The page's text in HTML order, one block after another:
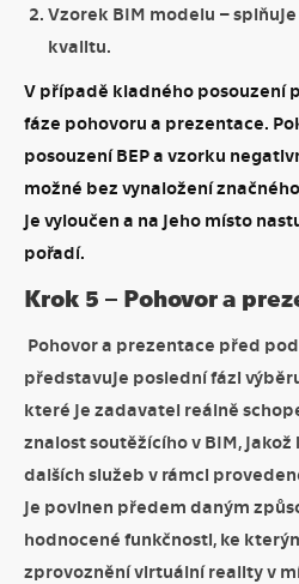
Vzorek BIM modelu –
kvalitu.
V případě kladného posouzení
fáze pohovoru a prezentace.
posouzení BEP a vzorku
možné bez vynaložení
je vyloučen a na jeho místo
pořadí.
Krok 5 – Pohovor a
Pohovor a prezentace před
představuje poslední fázi
které je zadavatel reálně
znalost soutěžícího v BIM,
dalších služeb v rámci
je povinen předem daným
hodnocené funkčnosti, ke
zprovoznění virtuální reality v